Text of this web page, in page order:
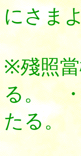
にさま
※殘照當
る。 ・
たる。